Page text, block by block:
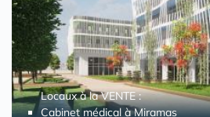
Locaux à la VENTE :
Cabinet médical à Miramas